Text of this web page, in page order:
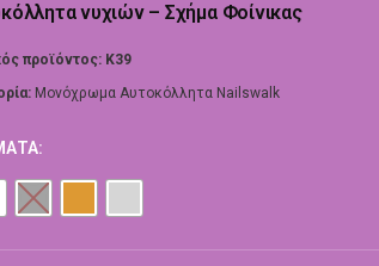
νυχιών – Σχήμα Φοίνικας
προϊόντος: Κ39
Μονόχρωμα Αυτοκόλλητα Nailswalk